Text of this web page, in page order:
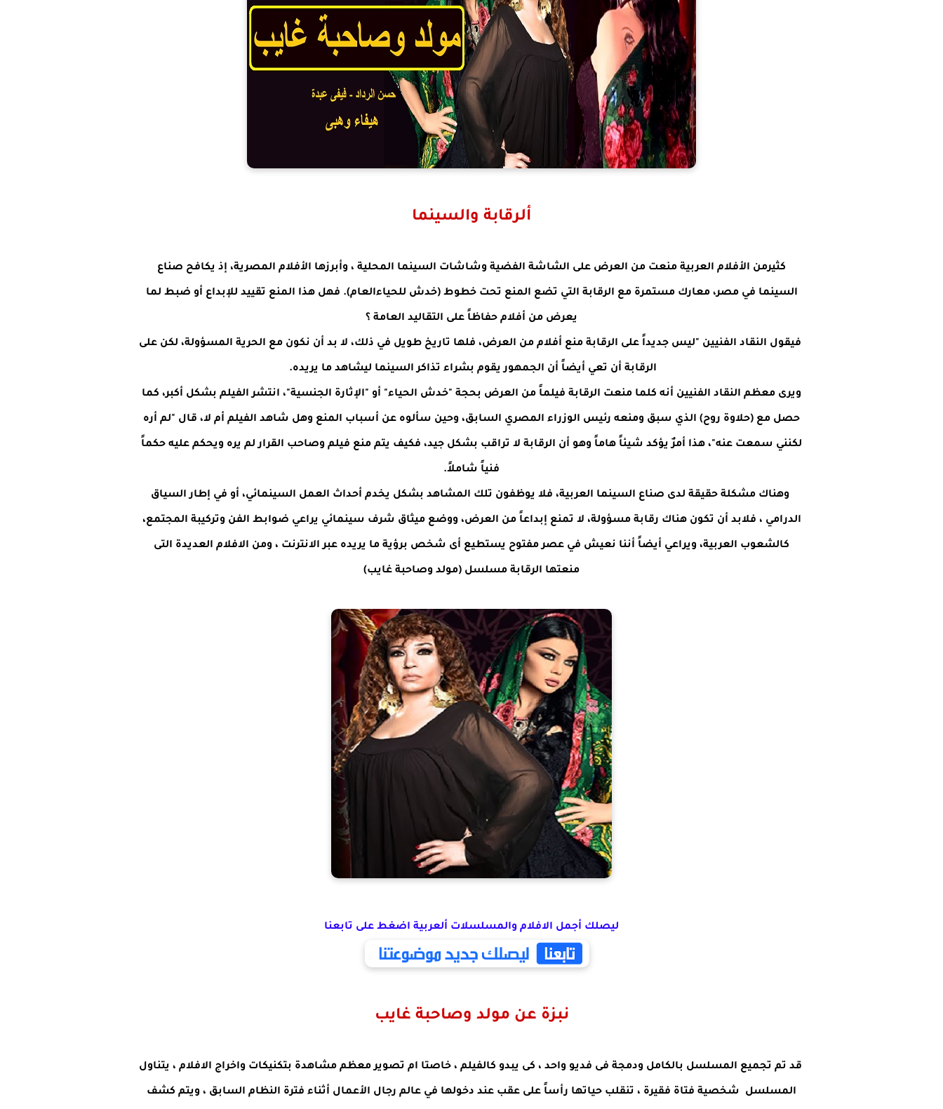
ألرقابة والسينما
كثيرمن الأفلام العربية منعت من العرض على الشاشة الفضية وشاشات السينما المحلية ، وأبرزها الأفلام المصرية، إذ يكافح صناع
السينما في مصر، معارك مستمرة مع الرقابة التي تضع المنع تحت خطوط (خدش للحياءالعام). فهل هذا المنع تقييد للإبداع أو ضبط لما
يعرض من أفلام حفاظاً على التقاليد العامة ؟
فيقول النقاد الفنيين "ليس جديداً على الرقابة منع أفلام من العرض، فلها تاريخ طويل في ذلك، لا بد أن نكون مع الحرية المسؤولة، لكن على
الرقابة أن تعي أيضاً أن الجمهور يقوم بشراء تذاكر السينما ليشاهد ما يريده.
ويرى معظم النقاد الفنيين أنه كلما منعت الرقابة فيلماً من العرض بحجة "خدش الحياء" أو "الإثارة الجنسية"، انتشر الفيلم بشكل أكبر، كما
حصل مع (حلاوة روح) الذي سبق ومنعه رئيس الوزراء المصري السابق، وحين سألوه عن أسباب المنع وهل شاهد الفيلم أم لا، قال "لم أره
لكنني سمعت عنه"، هذا أمرٌ يؤكد شيئاً هاماً وهو أن الرقابة لا تراقب بشكل جيد، فكيف يتم منع فيلم وصاحب القرار لم يره ويحكم عليه حكماً
فنياً شاملاً.
وهناك مشكلة حقيقة لدى صناع السينما العربية، فلا يوظفون تلك المشاهد بشكل يخدم أحداث العمل السينمائي، أو في إطار السياق
الدرامي ، فلابد أن تكون هناك رقابة مسؤولة، لا تمنع إبداعاً من العرض، ووضع ميثاق شرف سينمائي يراعي ضوابط الفن وتركيبة المجتمع،
كالشعوب العربية، ويراعي أيضاً أننا نعيش في عصر مفتوح يستطيع أى شخص برؤية ما يريده عبر الانترنت ، ومن الافلام العديدة التى
منعتها الرقابة مسلسل (مولد وصاحبة غايب)
ليصلك أجمل الافلام والمسلسلات ألعربية اضغط على تابعنا
نبزة عن مولد وصاحبة غايب
قد تم تجميع المسلسل بالكامل ودمجة فى فديو واحد ، كى يبدو كالفيلم ، خاصتا ام تصوير معظم مشاهدة بتكنيكات واخراج الافلام ، يتناول
المسلسل شخصية فتاة فقيرة ، تنقلب حياتها رأساً على عقب عند دخولها في عالم رجال الأعمال أثناء فترة النظام السابق ، ويتم كشف